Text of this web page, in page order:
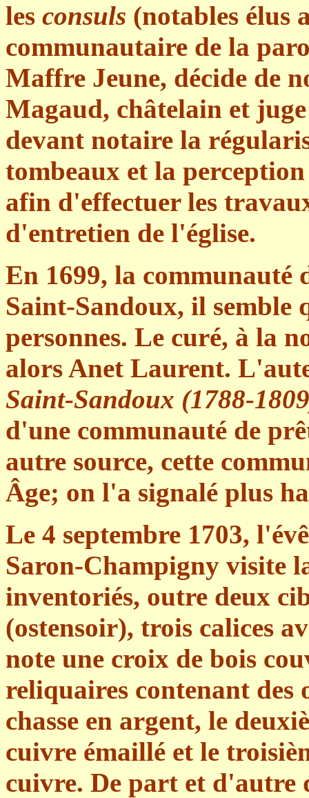
les consuls (notables élus
communautaire de la
Maffre Jeune, décide de
Magaud, châtelain et
devant notaire la
tombeaux et la
afin d'effectuer les
d'entretien de l'église.
En 1699, la communauté
Saint-Sandoux, il semble
personnes. Le curé, à la
alors Anet Laurent.
Saint-Sandoux (1788-
d'une communauté de
autre source, cette
Âge; on l'a signalé plus
Le 4 septembre 1703,
Saron-Champigny visite
inventoriés, outre deux
(ostensoir), trois calices
note une croix de bois
reliquaires contenant des
chasse en argent, le
cuivre émaillé et le
cuivre. De part et d'autre